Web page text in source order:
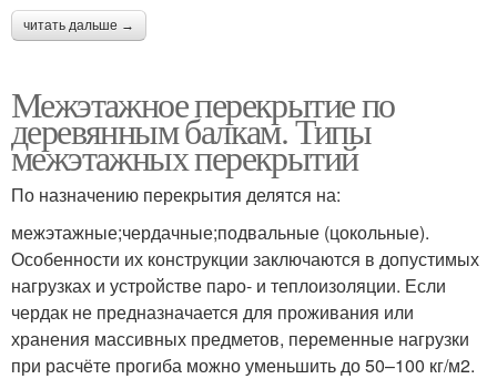
читать дальше →
Межэтажное перекрытие по
деревянным балкам. Типы
межэтажных перекрытий
По назначению перекрытия делятся на:
межэтажные;чердачные;подвальные (цокольные).
Особенности их конструкции заключаются в допустимых
нагрузках и устройстве паро- и теплоизоляции. Если
чердак не предназначается для проживания или
хранения массивных предметов, переменные нагрузки
при расчёте прогиба можно уменьшить до 50–100 кг/м2.